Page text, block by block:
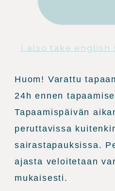
I also take english
Huom! Varattu
24h ennen
Tapaamispäivän
peruttavissa
sairastapauksissa.
ajasta veloitetaan
mukaisesti.